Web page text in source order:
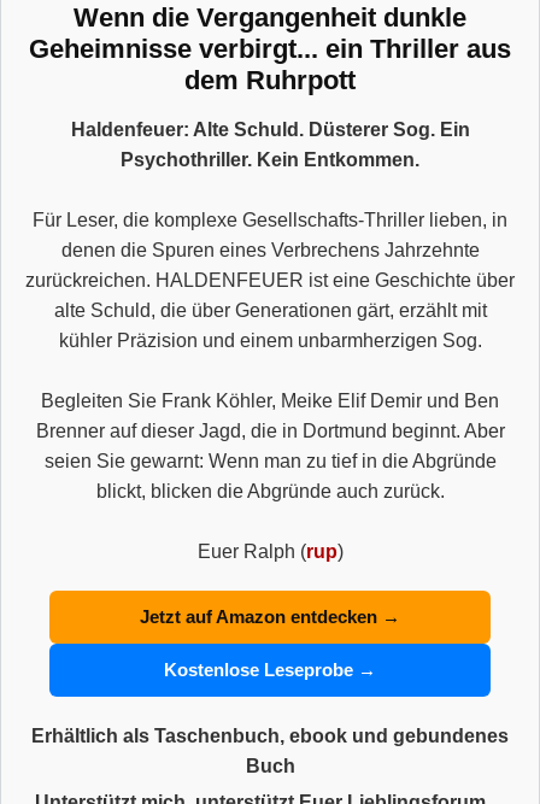
Wenn die Vergangenheit dunkle
Geheimnisse verbirgt... ein Thriller aus
dem Ruhrpott
Haldenfeuer: Alte Schuld. Düsterer Sog. Ein
Psychothriller. Kein Entkommen.
Für Leser, die komplexe Gesellschafts-Thriller lieben, in
denen die Spuren eines Verbrechens Jahrzehnte
zurückreichen. HALDENFEUER ist eine Geschichte über
alte Schuld, die über Generationen gärt, erzählt mit
kühler Präzision und einem unbarmherzigen Sog.
Begleiten Sie Frank Köhler, Meike Elif Demir und Ben
Brenner auf dieser Jagd, die in Dortmund beginnt. Aber
seien Sie gewarnt: Wenn man zu tief in die Abgründe
blickt, blicken die Abgründe auch zurück.
Euer Ralph (rup)
Jetzt auf Amazon entdecken →
Kostenlose Leseprobe →
Erhältlich als Taschenbuch, ebook und gebundenes
Buch